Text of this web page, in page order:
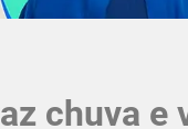
chuva